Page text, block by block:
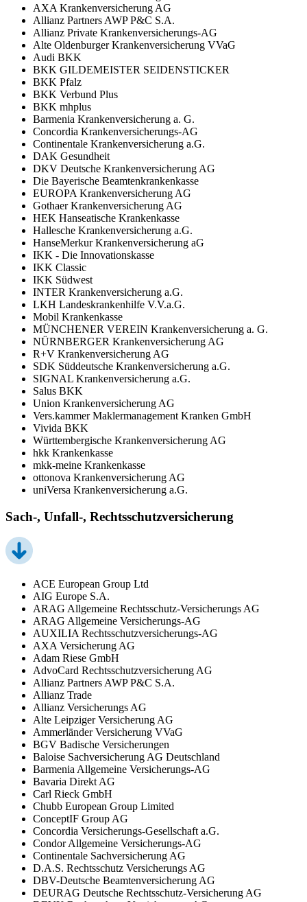
AXA Krankenversicherung AG
Allianz Partners AWP P&C S.A.
Allianz Private Krankenversicherungs-AG
Alte Oldenburger Krankenversicherung VVaG
Audi BKK
BKK GILDEMEISTER SEIDENSTICKER
BKK Pfalz
BKK Verbund Plus
BKK mhplus
Barmenia Krankenversicherung a. G.
Concordia Krankenversicherungs-AG
Continentale Krankenversicherung a.G.
DAK Gesundheit
DKV Deutsche Krankenversicherung AG
Die Bayerische Beamtenkrankenkasse
EUROPA Krankenversicherung AG
Gothaer Krankenversicherung AG
HEK Hanseatische Krankenkasse
Hallesche Krankenversicherung a.G.
HanseMerkur Krankenversicherung aG
IKK - Die Innovationskasse
IKK Classic
IKK Südwest
INTER Krankenversicherung a.G.
LKH Landeskrankenhilfe V.V.a.G.
Mobil Krankenkasse
MÜNCHENER VEREIN Krankenversicherung a. G.
NÜRNBERGER Krankenversicherung AG
R+V Krankenversicherung AG
SDK Süddeutsche Krankenversicherung a.G.
SIGNAL Krankenversicherung a.G.
Salus BKK
Union Krankenversicherung AG
Vers.kammer Maklermanagement Kranken GmbH
Vivida BKK
Württembergische Krankenversicherung AG
hkk Krankenkasse
mkk-meine Krankenkasse
ottonova Krankenversicherung AG
uniVersa Krankenversicherung a.G.
Sach-, Unfall-, Rechtsschutzversicherung
ACE European Group Ltd
AIG Europe S.A.
ARAG Allgemeine Rechtsschutz-Versicherungs AG
ARAG Allgemeine Versicherungs-AG
AUXILIA Rechtsschutzversicherungs-AG
AXA Versicherung AG
Adam Riese GmbH
AdvoCard Rechtsschutzversicherung AG
Allianz Partners AWP P&C S.A.
Allianz Trade
Allianz Versicherungs AG
Alte Leipziger Versicherung AG
Ammerländer Versicherung VVaG
BGV Badische Versicherungen
Baloise Sachversicherung AG Deutschland
Barmenia Allgemeine Versicherungs-AG
Bavaria Direkt AG
Carl Rieck GmbH
Chubb European Group Limited
ConceptIF Group AG
Concordia Versicherungs-Gesellschaft a.G.
Condor Allgemeine Versicherungs-AG
Continentale Sachversicherung AG
D.A.S. Rechtsschutz Versicherungs AG
DBV-Deutsche Beamtenversicherung AG
DEURAG Deutsche Rechtsschutz-Versicherung AG